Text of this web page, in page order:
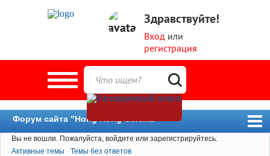
Здравствуйте!
Вход или
регистрация
Форум сайта "Hong Kong Cinema"
Форум
Вы не вошли. Пожалуйста, войдите или зарегистрируйтесь.
Активные темы
Темы без ответов